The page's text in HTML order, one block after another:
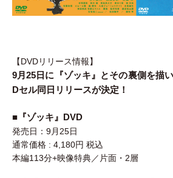
【DVDリリース情報】
9月25日に『ゾッキ』とその裏側を描
Dセル同日リリースが決定！
■『ゾッキ』DVD
発売日：9月25日
通常価格 : 4,180円 税込
本編113分+映像特典／片面・2層